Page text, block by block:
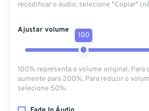
recodificar o áudio, selecione "Copiar"
Ajustar volume
100
100% representa o volume original. Para
aumente para 200%. Para reduzir o
selecione 50%.